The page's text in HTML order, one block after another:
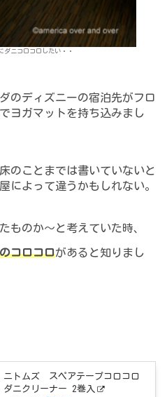
ダニコロコロしたい・・
のディズニーの宿泊先がフロ
ヨガマットを持ち込みまし
のことまでは書いていないと
によって違うかもしれない。
ものか～と 考えていた時、
コロコロがあると知りまし
ニトムズ スペアテープコロコロ
ダニクリーナー 2巻入